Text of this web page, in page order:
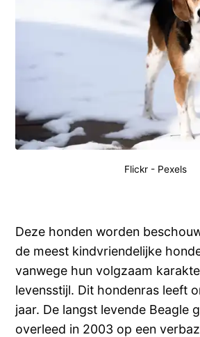
Flickr - Pexels
Deze honden worden
de meest kindvriendelijke
vanwege hun volgzaam
levensstijl. Dit hondenras leeft
jaar. De langst levende Beagle
overleed in 2003 op een